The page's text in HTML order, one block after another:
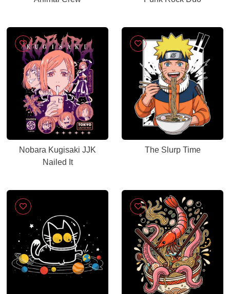
Nobara Kugisaki JJK
Nailed It
The Slurp Time